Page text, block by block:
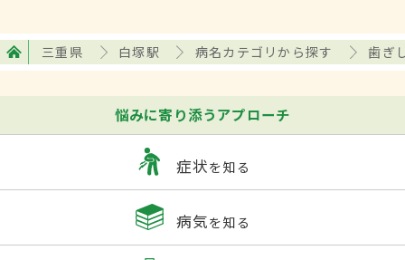
三重県 白塚駅 病名カテゴリから探す 歯ぎ
悩みに寄り添うアプローチ
症状を知る
病気を知る